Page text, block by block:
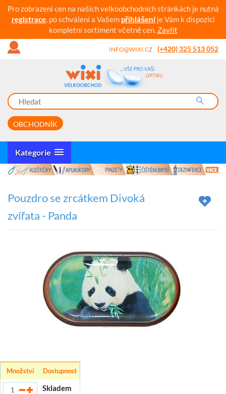
Pro zobrazení cen na našich velkoobchodních stránkách je nutná
registrace, po schválení a Vašem přihlášeníje Vám k dispozici
kompletní sortiment včetně cen. Zavřít
INFO@WIXI.CZ (+420) 325 513 052
OBCHODNÍK
Kategorie
Pouzdro se zrcátkem Divoká
zvířata - Panda
Množství Dostupnost
Skladem